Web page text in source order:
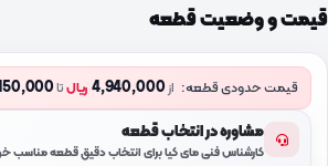
قیمت و وضعیت قطعه
قیمت حدودی قطعه: از4,940,000 ریالتا
مشاوره در انتخاب قطعه
کارشناس فنی مای کیا برای انتخاب دقیق قطعه مناسب